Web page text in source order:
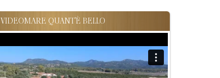
VIDEOMARE QUANT'È BELLO